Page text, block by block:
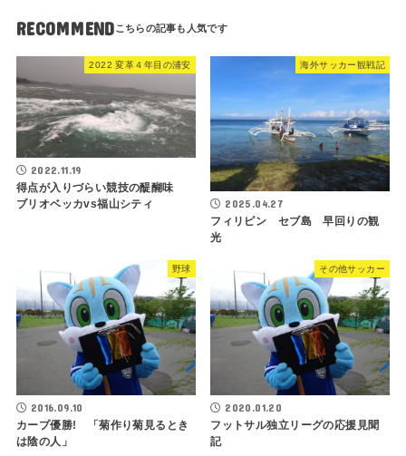
RECOMMEND
2022 変革４年目の浦安
2022.11.19
得点が入りづらい競技の醍醐味
ブリオベッカvs福山シティ
海外サッカー観戦記
2025.04.27
フィリピン セブ島 早回りの観
光
野球
2016.09.10
カープ優勝! 「菊作り菊見るとき
は陰の人」
その他サッカー
2020.01.20
フットサル独立リーグの応援見聞
記